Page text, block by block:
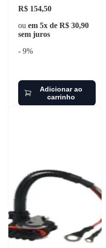
R$ 154,50
ou em 5x de R$ 30,90
sem juros
- 9%
Adicionar ao
carrinho